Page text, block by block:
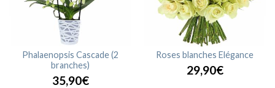
Phalaenopsis Cascade (2
branches)
35,90€
Roses blanches Elégance
29,90€